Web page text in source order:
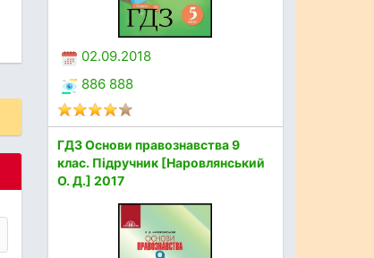
02.09.2018
886 888
ГДЗ Основи правознавства 9
клас. Підручник [Наровлянський
О. Д.] 2017